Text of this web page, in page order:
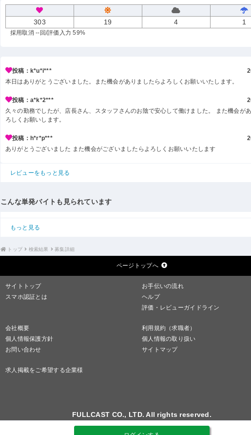
303 19 4 1
採用取消 --回/評価入力 59%
投稿：k*u*i***
本日はありがとうございました。また機会がありましたらよろしくお願いいたします。
投稿：a*k*2***
久々の勤務でしたが、店長さん、スタッフさんのお陰で安心して働けました。 また機会が
ろしくお願いします。
投稿：h*r*p***
ありがとうございました また機会がございましたらよろしくお願いいたします
レビューをもっと見る
こんな単発バイトも見られています
もっと見る
トップ 検索結果 募集詳細
ページトップへ
サイトトップ
お手伝いの流れ
スマホ認証とは
ヘルプ
評価・レビューガイドライン
会社概要
利用規約（求職者）
個人情報保護方針
個人情報の取り扱い
お問い合わせ
サイトマップ
求人掲載をご希望する企業様
FULLCAST CO., LTD. All rights reserved.